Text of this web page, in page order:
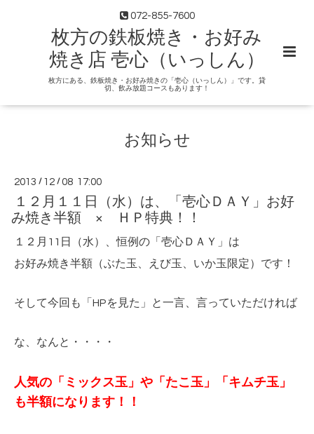
072-855-7600
枚方の鉄板焼き・お好み
焼き店 壱心（いっしん）
枚方にある、鉄板焼き・お好み焼きの「壱心（いっしん）」です。貸
切、飲み放題コースもあります！
お知らせ
2013 / 12 /08 17:00
１２月１１日（水）は、「壱心ＤＡＹ」お好
み焼き半額 × ＨＰ特典！！
１２月11日（水）、恒例の「壱心ＤＡＹ」は
お好み焼き半額（ぶた玉、えび玉、いか玉限定）です！
そして今回も「HPを見た」と一言、言っていただければ
な、なんと・・・・
人気の「ミックス玉」や「たこ玉」「キムチ玉」
も半額になります！！